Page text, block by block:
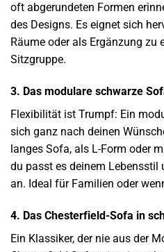
oft abgerundeten Formen
des Designs. Es eignet sich
Räume oder als Ergänzung zu
Sitzgruppe.
3. Das modulare schwarze
Flexibilität ist Trumpf: Ein
sich ganz nach deinen
langes Sofa, als L-Form oder
du passt es deinem Lebensstil
an. Ideal für Familien oder
4. Das Chesterfield-Sofa in
Ein Klassiker, der nie aus der